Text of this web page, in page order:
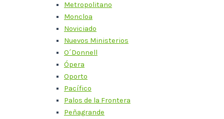
Metropolitano
Moncloa
Noviciado
Nuevos Ministerios
O´Donnell
Ópera
Oporto
Pacífico
Palos de la Frontera
Peñagrande